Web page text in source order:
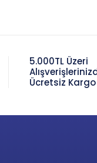
5.000TL Üzeri
Ücretsiz Kargo